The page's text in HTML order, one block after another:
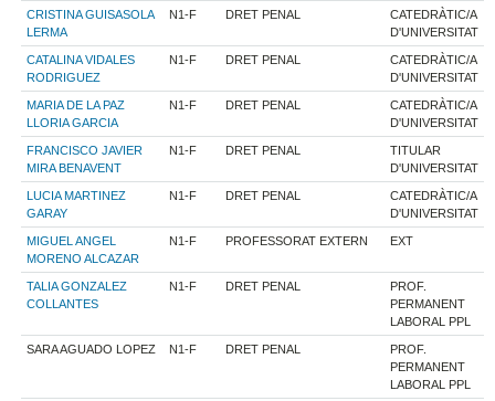
CRISTINA GUISASOLA
LERMA
N1-F DRET PENAL
CATEDRÀTIC/A
D'UNIVERSITAT
CATALINA VIDALES
RODRIGUEZ
N1-F DRET PENAL
CATEDRÀTIC/A
D'UNIVERSITAT
MARIA DE LA PAZ
LLORIA GARCIA
N1-F DRET PENAL
CATEDRÀTIC/A
D'UNIVERSITAT
FRANCISCO JAVIER
MIRA BENAVENT
N1-F DRET PENAL
TITULAR
D'UNIVERSITAT
LUCIA MARTINEZ
GARAY
N1-F DRET PENAL
CATEDRÀTIC/A
D'UNIVERSITAT
MIGUEL ANGEL
MORENO ALCAZAR
N1-F PROFESSORAT EXTERN EXT
TALIA GONZALEZ
COLLANTES
N1-F DRET PENAL
PROF.
PERMANENT
LABORAL PPL
SARA AGUADO LOPEZ N1-F DRET PENAL
PROF.
PERMANENT
LABORAL PPL